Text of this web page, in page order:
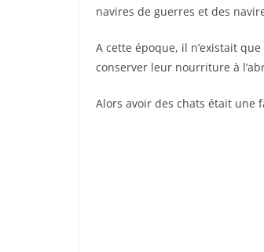
navires de guerres et des
A cette époque, il n’existait
conserver leur nourriture à
Alors avoir des chats était une